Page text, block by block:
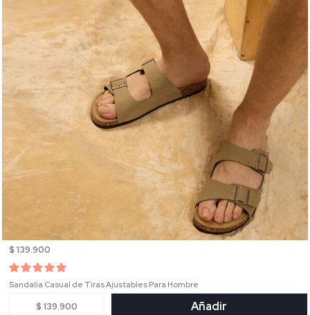
$ 139.900
Sandalia Casual de Tiras Ajustables Para Hombre
$ 139.900 Añadir